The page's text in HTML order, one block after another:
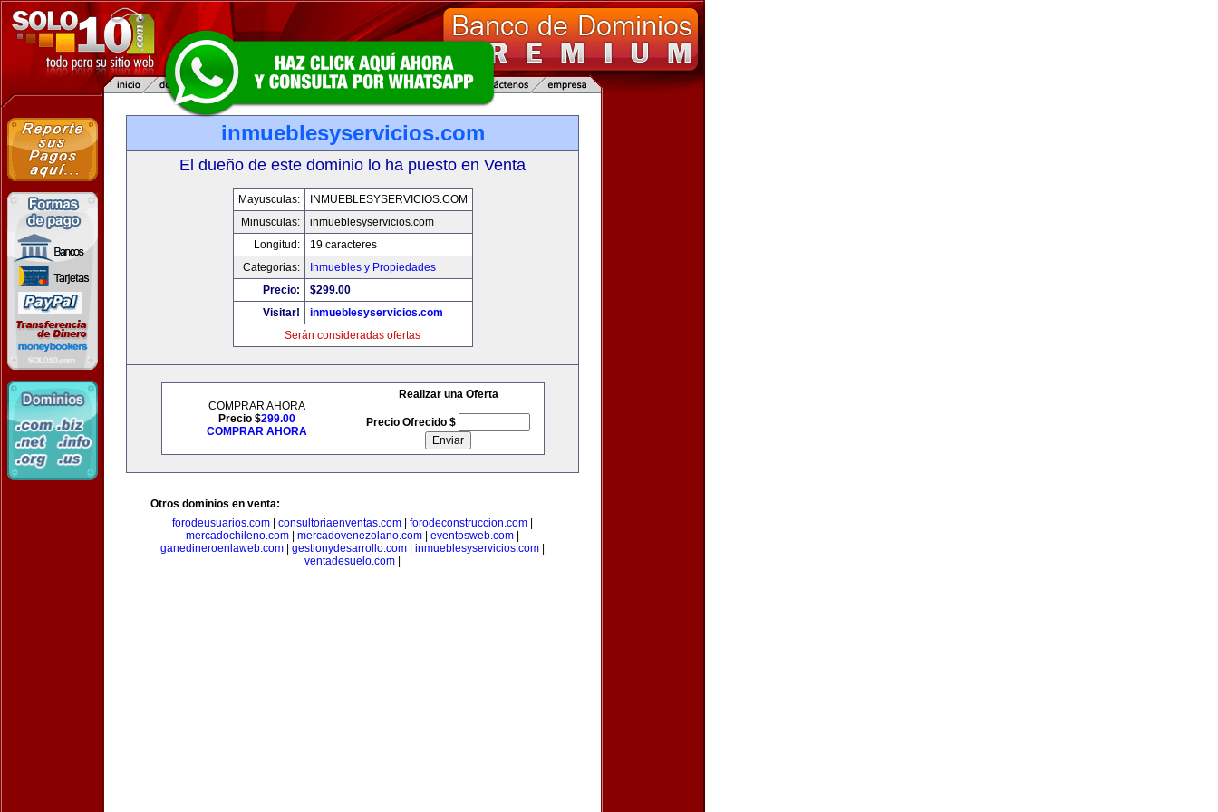
inmueblesyservicios.com
El dueño de este dominio lo ha puesto en Venta
Mayusculas:
INMUEBLESYSERVICIOS.COM
Minusculas:
inmueblesyservicios.com
Longitud:
19 caracteres
Categorias:
Inmuebles y Propiedades
Precio:
$299.00
Visitar!
inmueblesyservicios.com
Serán consideradas ofertas
COMPRAR AHORA
Precio $299.00
COMPRAR AHORA
Realizar una Oferta
Precio Ofrecido $
Otros dominios en venta:
forodeusuarios.com
consultoriaenventas.com forodeconstruccion.com
mercadochileno.com
mercadovenezolano.com eventosweb.com
ganedineroenlaweb.com
gestionydesarrollo.com inmueblesyservicios.com
ventadesuelo.com